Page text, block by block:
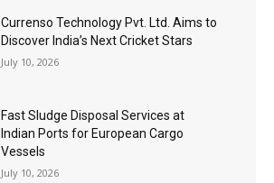
Currenso Technology Pvt. Ltd. Aims to
Discover India’s Next Cricket Stars
July 10, 2026
Fast Sludge Disposal Services at
Indian Ports for European Cargo
Vessels
July 10, 2026